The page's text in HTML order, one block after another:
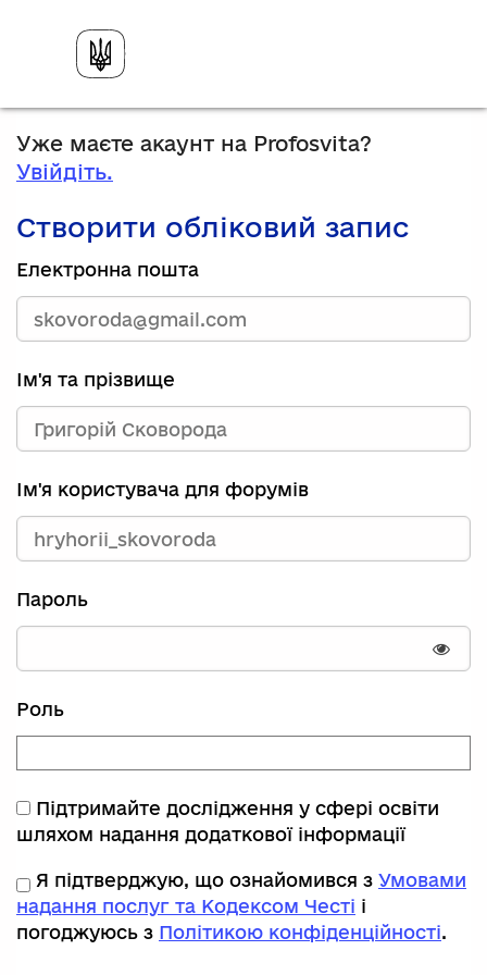
Уже маєте акаунт на Profosvita?
Увійдіть.
Створити обліковий запис
Електронна пошта
Ім'я та прізвище
Ім'я користувача для форумів
Пароль
Роль
Підтримайте дослідження у сфері освіти
шляхом надання додаткової інформації
Я підтверджую, що ознайомився з Умовами
надання послуг та Кодексом Честі і
погоджуюсь з Політикою конфіденційності.